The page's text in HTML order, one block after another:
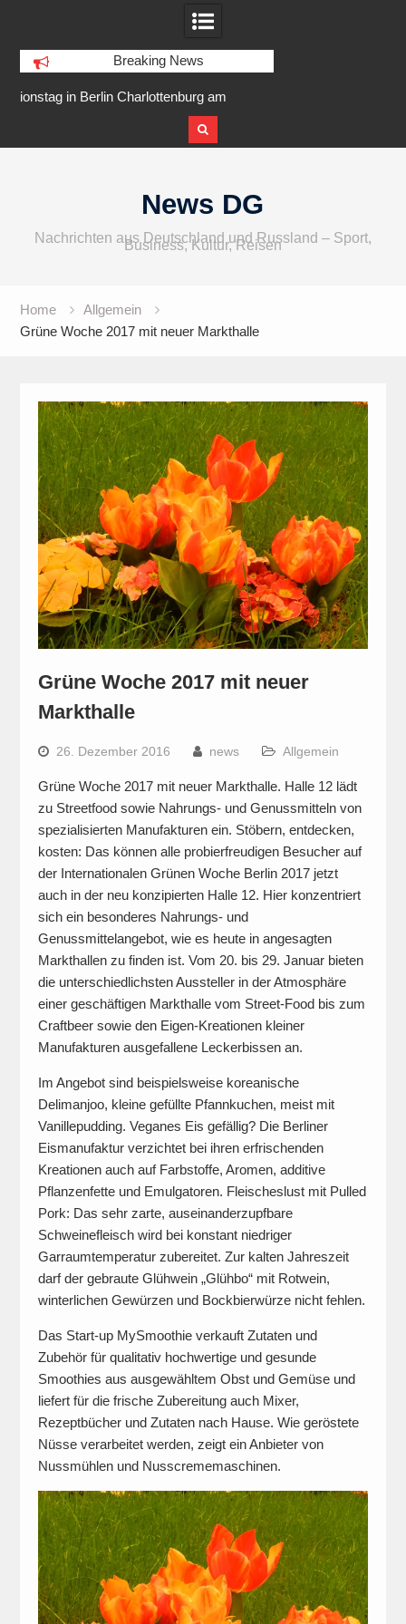
Breaking News
IFA 2026 Audio wird größer,
internationaler und vielfältiger
News DG
Nachrichten aus Deutschland und Russland – Sport,
Business, Kultur, Reisen
Home
Allgemein
Grüne Woche 2017 mit neuer Markthalle
Grüne Woche 2017 mit neuer
Markthalle
26. Dezember 2016 news Allgemein
Grüne Woche 2017 mit neuer Markthalle. Halle 12 lädt
zu Streetfood sowie Nahrungs- und Genussmitteln von
spezialisierten Manufakturen ein. Stöbern, entdecken,
kosten: Das können alle probierfreudigen Besucher auf
der Internationalen Grünen Woche Berlin 2017 jetzt
auch in der neu konzipierten Halle 12. Hier konzentriert
sich ein besonderes Nahrungs- und
Genussmittelangebot, wie es heute in angesagten
Markthallen zu finden ist. Vom 20. bis 29. Januar bieten
die unterschiedlichsten Aussteller in der Atmosphäre
einer geschäftigen Markthalle vom Street-Food bis zum
Craftbeer sowie den Eigen-Kreationen kleiner
Manufakturen ausgefallene Leckerbissen an.
Im Angebot sind beispielsweise koreanische
Delimanjoo, kleine gefüllte Pfannkuchen, meist mit
Vanillepudding. Veganes Eis gefällig? Die Berliner
Eismanufaktur verzichtet bei ihren erfrischenden
Kreationen auch auf Farbstoffe, Aromen, additive
Pflanzenfette und Emulgatoren. Fleischeslust mit Pulled
Pork: Das sehr zarte, auseinanderzupfbare
Schweinefleisch wird bei konstant niedriger
Garraumtemperatur zubereitet. Zur kalten Jahreszeit
darf der gebraute Glühwein „Glühbo“ mit Rotwein,
winterlichen Gewürzen und Bockbierwürze nicht fehlen.
Das Start-up MySmoothie verkauft Zutaten und
Zubehör für qualitativ hochwertige und gesunde
Smoothies aus ausgewähltem Obst und Gemüse und
liefert für die frische Zubereitung auch Mixer,
Rezeptbücher und Zutaten nach Hause. Wie geröstete
Nüsse verarbeitet werden, zeigt ein Anbieter von
Nussmühlen und Nusscrememaschinen.